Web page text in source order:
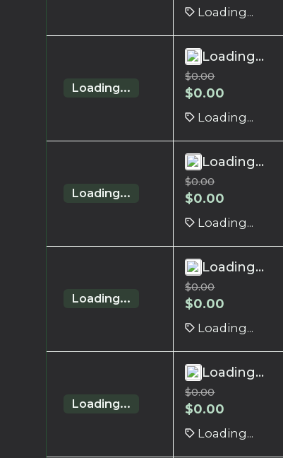
Loading...
Loading...
Loading...
$0.00
$0.00
Loading...
Loading...
Loading...
$0.00
$0.00
Loading...
Loading...
Loading...
$0.00
$0.00
Loading...
Loading...
Loading...
$0.00
$0.00
Loading...